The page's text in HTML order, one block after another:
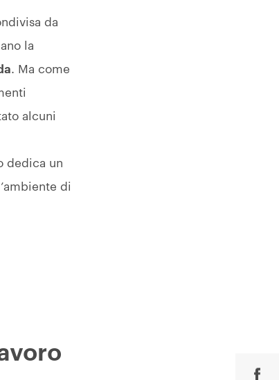
da
la
. Ma come
alcuni
dedica un
di